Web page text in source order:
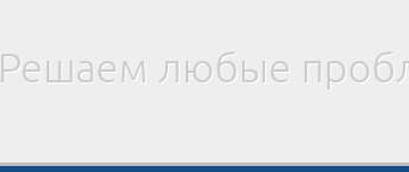
Решаем любые